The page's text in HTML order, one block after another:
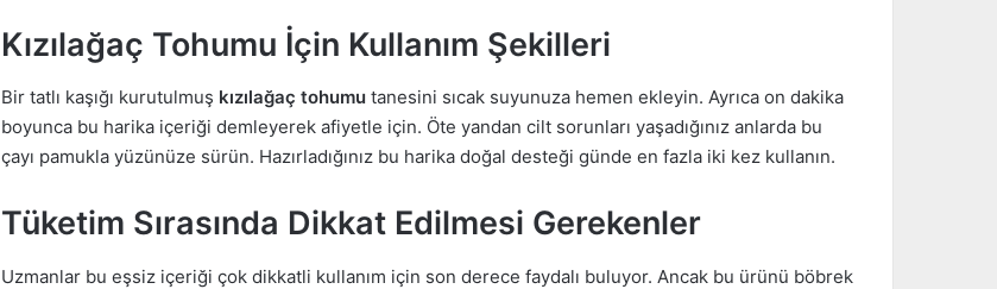
Kızılağaç Tohumu İçin Kullanım Şekilleri
Bir tatlı kaşığı kurutulmuş kızılağaç tohumu tanesini sıcak suyunuza hemen ekleyin. Ayrıca on dakika
boyunca bu harika içeriği demleyerek afiyetle için. Öte yandan cilt sorunları yaşadığınız anlarda bu
çayı pamukla yüzünüze sürün. Hazırladığınız bu harika doğal desteği günde en fazla iki kez kullanın.
Tüketim Sırasında Dikkat Edilmesi Gerekenler
Uzmanlar bu eşsiz içeriği çok dikkatli kullanım için son derece faydalı buluyor. Ancak bu ürünü böbrek